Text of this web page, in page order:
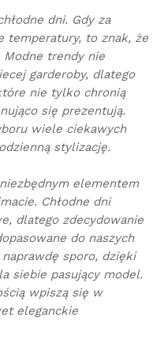
dni. Gdy za
temperatury, to znak, że
Modne trendy nie
garderoby, dlatego
nie tylko chronią
się prezentują.
wiele ciekawych
stylizację.
elementem
Chłodne dni
dlatego zdecydowanie
do naszych
sporo, dzięki
siebie pasujący model.
wpiszą się w
eleganckie